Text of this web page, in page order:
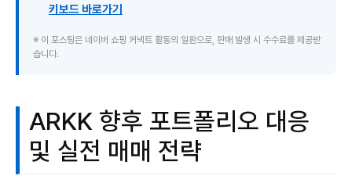
키보드 바로가기
※ 이 포스팅은 네이버 쇼핑 커넥트 활동의 일환으로, 판매 발생 시 수수료를 제공받
습니다.
ARKK 향후 포트폴리오 대응
및 실전 매매 전략